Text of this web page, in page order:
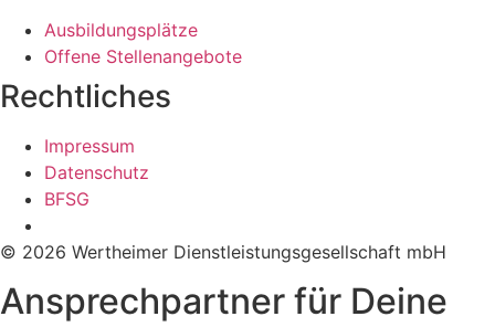
Ausbildungsplätze
Offene Stellenangebote
Rechtliches
Impressum
Datenschutz
BFSG
© 2026 Wertheimer Dienstleistungsgesellschaft mbH
Ansprechpartner für Deine